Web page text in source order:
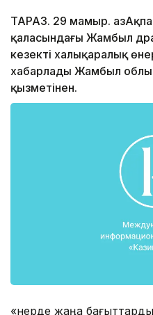
ТАРАЗ. 29 мамыр.
қаласындағы Жамбыл
кезекті халықаралық
хабарлады Жамбыл
қызметінен.
«Өнерде жаңа